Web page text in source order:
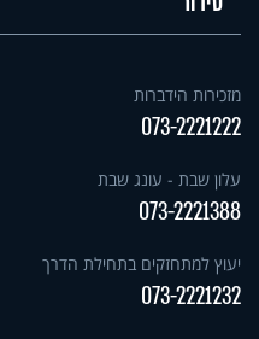
מזכירות הידברות
073-2221222
עלון שבת - עונג שבת
073-2221388
יעוץ למתחזקים בתחילת הדרך
073-2221232